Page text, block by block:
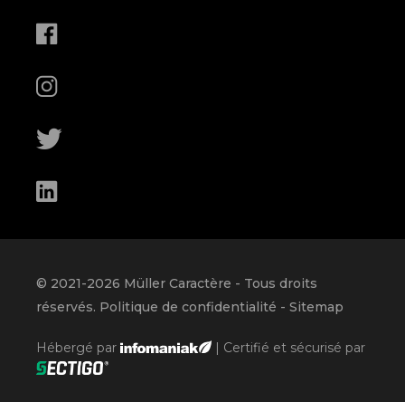
© 2021-2026 Müller Caractère - Tous droits
réservés. Politique de confidentialité -Sitemap
Hébergé par | Certifié et sécurisé par